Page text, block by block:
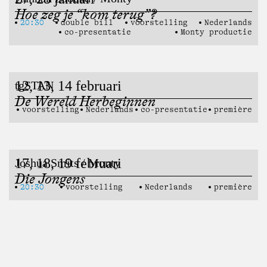
Hoe zeg je “kom terug”?
20:30 double bill voorstelling
Nederlands
co-presentatie
Monty productie
12, 13, 14 februari
De Wereld Herbeginnen
tgSTAN
voorstelling Nederlands co-presentatie première
17, 18, 19 februari
Die Jongens
Joshua Smits / Monty
20:30 voorstelling Nederlands première